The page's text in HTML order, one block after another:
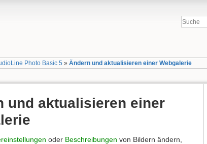
Photo Basic 5 »Ändern und aktualisieren einer Webgalerie
und aktualisieren einer
oder Beschreibungen von Bildern ändern,